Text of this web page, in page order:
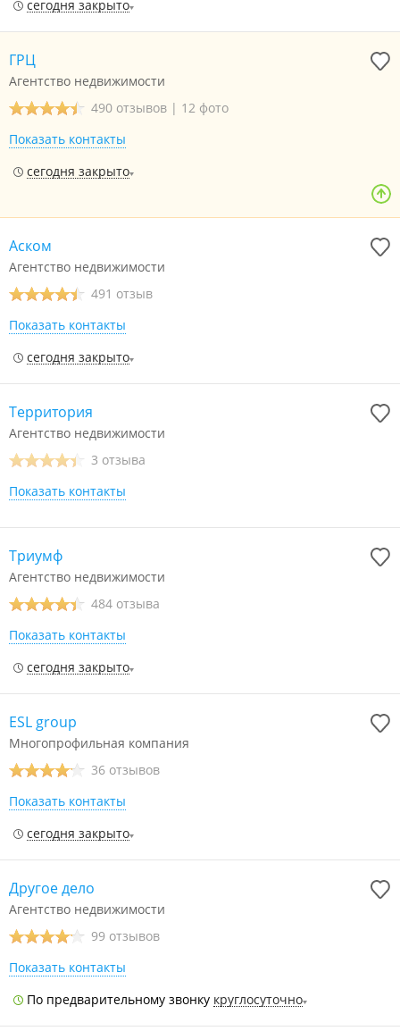
сегодня закрыто
ГРЦ
Агентство недвижимости
490 отзывов | 12 фото
Показать контакты
сегодня закрыто
Аском
Агентство недвижимости
491 отзыв
Показать контакты
сегодня закрыто
Территория
Агентство недвижимости
3 отзыва
Показать контакты
Триумф
Агентство недвижимости
484 отзыва
Показать контакты
сегодня закрыто
ESL group
Многопрофильная компания
36 отзывов
Показать контакты
сегодня закрыто
Другое дело
Агентство недвижимости
99 отзывов
Показать контакты
По предварительному звонку круглосуточно